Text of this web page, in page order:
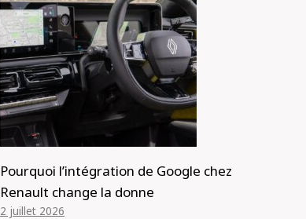
Pourquoi l’intégration de Google chez
Renault change la donne
2 juillet 2026